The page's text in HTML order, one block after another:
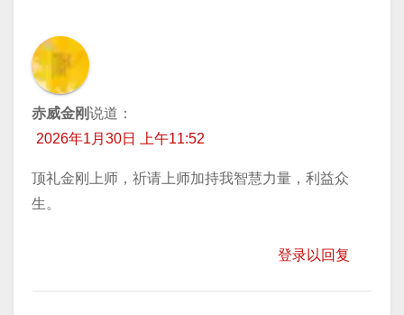
赤威金刚说道：
2026年1月30日 上午11:52
顶礼金刚上师，祈请上师加持我智慧力量，利益众
生。
登录以回复